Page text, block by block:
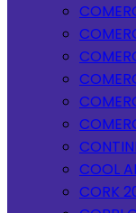
COOL
CORK